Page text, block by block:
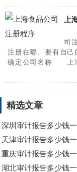
上
司
注册在哪、要有自
确定公司名称 上
精选文章
深圳审计报告多少钱
天津审计报告多少钱
重庆审计报告多少钱
湖北审计报告多少钱